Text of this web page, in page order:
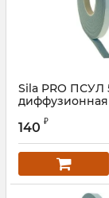
Sila PRO ПСУЛ
диффузионная
Артикул:
140 ₽